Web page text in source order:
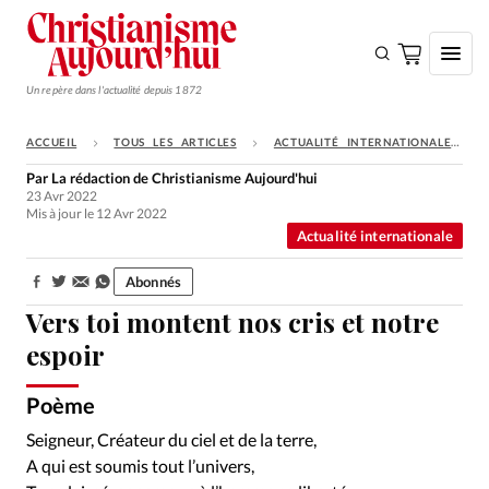
Un repère dans l'actualité depuis 1872
S'ABONNER
Monde
Opinions
Tous les articles
Faire un don
Emploi
Se connecter
ACCUEIL TOUS LES ARTICLES ACTUALITÉ INTERNATIONALE
Vers toi montent nos cris et notre
espoir
Poème
Actualité internationale
Par La rédaction de Christianisme Aujourd'hui
23 Avr 2022
Mis à jour le 12 Avr 2022
Partager: Abonnés
Seigneur, Créateur du ciel et de la terre,
A qui est soumis tout l’univers,